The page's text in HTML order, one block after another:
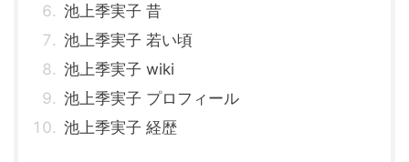
池上季実子 昔
池上季実子 若い頃
池上季実子 wiki
池上季実子 プロフィール
池上季実子 経歴